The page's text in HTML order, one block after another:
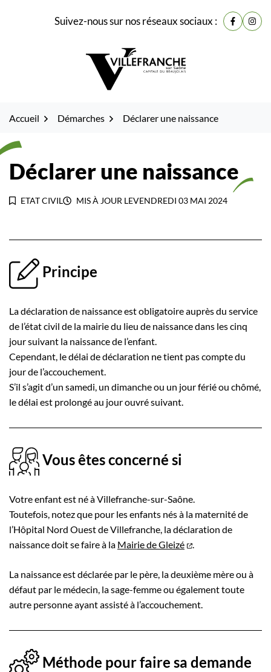
Suivez-nous sur nos réseaux sociaux : Lien vers
Lien
Accueil Démarches Déclarer une naissance
Déclarer une naissance
ETAT CIVIL MIS À JOUR LEVENDREDI 03 MAI 2024
Principe
La déclaration de naissance est obligatoire auprès du service
de l’état civil de la mairie du lieu de naissance dans les cinq
jour suivant la naissance de l’enfant.
Cependant, le délai de déclaration ne tient pas compte du
jour de l’accouchement.
S’il s’agit d’un samedi, un dimanche ou un jour férié ou chômé,
le délai est prolongé au jour ouvré suivant.
Vous êtes concerné si
Votre enfant est né à Villefranche-sur-Saône.
Toutefois, notez que pour les enfants nés à la maternité de
l’Hôpital Nord Ouest de Villefranche, la déclaration de
naissance doit se faire à la Mairie de Gleizé .
La naissance est déclarée par le père, la deuxième mère ou à
défaut par le médecin, la sage-femme ou également toute
autre personne ayant assisté à l’accouchement.
Méthode pour faire sa demande